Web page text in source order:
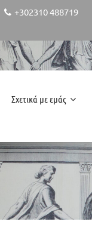
+302310 488719
Σχετικά με εμάς